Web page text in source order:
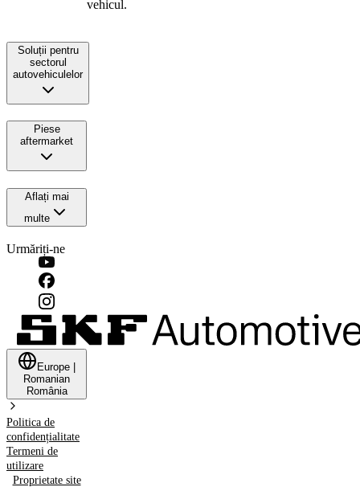
vehicul.
Soluții pentru
sectorul
autovehiculelor
Piese
aftermarket
Aflați mai
multe
Urmăriți-ne
Europe
Romanian
România
Politica de
confidențialitate
Termeni de
utilizare
Proprietate site